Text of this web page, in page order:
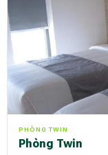
PHÒNG TWIN
Phòng Twin